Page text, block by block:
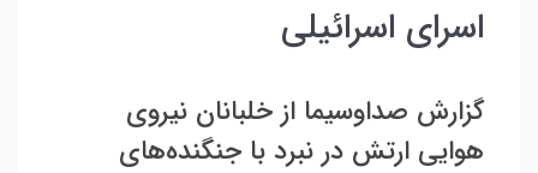
اسرای اسرائیلی
گزارش صداوسیما از خلبانان نیروی
هوایی ارتش در نبرد با جنگنده‌های